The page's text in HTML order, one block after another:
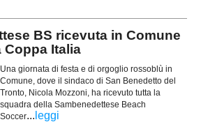
BS ricevuta in Comune
Coppa Italia
Una giornata di festa e di orgoglio rossoblù in
Comune, dove il sindaco di San Benedetto del
Tronto, Nicola Mozzoni, ha ricevuto tutta la
squadra della Sambenedettese Beach
Soccer... leggi